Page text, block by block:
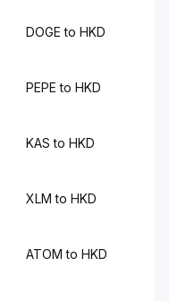
DOGE to HKD
PEPE to HKD
KAS to HKD
XLM to HKD
ATOM to HKD